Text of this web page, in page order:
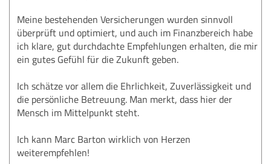
Meine bestehenden Versicherungen wurden sinnvoll
überprüft und optimiert, und auch im Finanzbereich habe
ich klare, gut durchdachte Empfehlungen erhalten, die mir
ein gutes Gefühl für die Zukunft geben.
Ich schätze vor allem die Ehrlichkeit, Zuverlässigkeit und
die persönliche Betreuung. Man merkt, dass hier der
Mensch im Mittelpunkt steht.
Ich kann Marc Barton wirklich von Herzen
weiterempfehlen!